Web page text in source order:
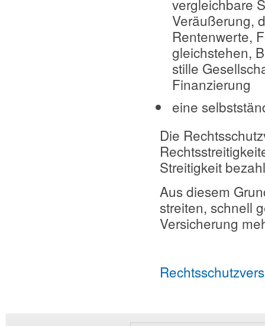
vergleichbare
Veräußerung,
Rentenwerte,
gleichstehen,
stille
Finanzierung
eine
Die
Streitigkeit
Aus diesem
streiten, schnell
Versicherung